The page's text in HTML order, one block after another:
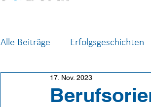
Alle Beiträge Erfolgsgeschichten
Feste & Feiern
17. Nov. 2023